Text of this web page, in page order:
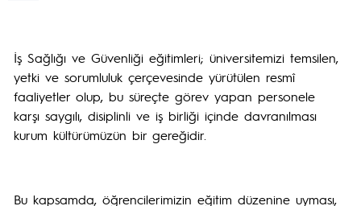
İş Sağlığı ve Güvenliği eğitimleri; üniversitemizi temsilen,
yetki ve sorumluluk çerçevesinde yürütülen resmî
faaliyetler olup, bu süreçte görev yapan personele
karşı saygılı, disiplinli ve iş birliği içinde davranılması
kurum kültürümüzün bir gereğidir.
Bu kapsamda, öğrencilerimizin eğitim düzenine uyması,